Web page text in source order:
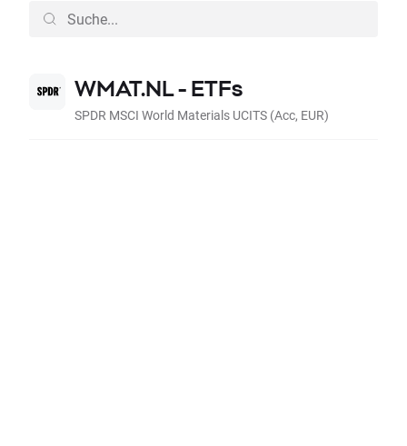
WMAT.NL - ETFs
SPDR MSCI World Materials UCITS (Acc, EUR)